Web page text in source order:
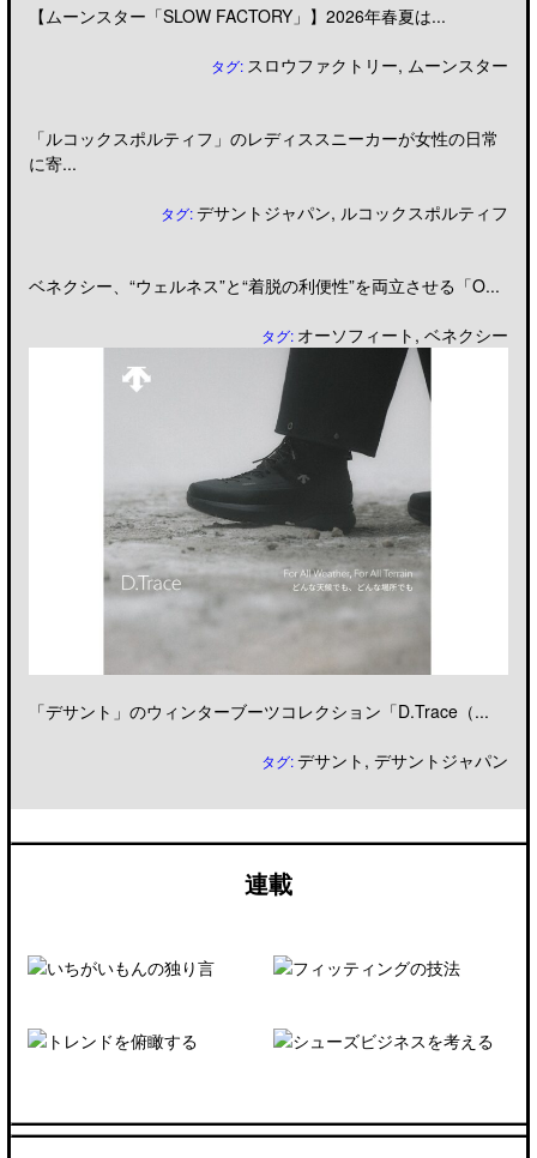
【ムーンスター「SLOW FACTORY」】2026年春夏は...
タグ: スロウファクトリー, ムーンスター
「ルコックスポルティフ」のレディススニーカーが女性の日常
に寄...
タグ:デサントジャパン, ルコックスポルティフ
ベネクシー、“ウェルネス”と“着脱の利便性”を両立させる「O...
タグ: オーソフィート ,ベネクシー
「デサント」のウィンターブーツコレクション「D.Trace（...
タグ:デサント ,デサントジャパン
連載